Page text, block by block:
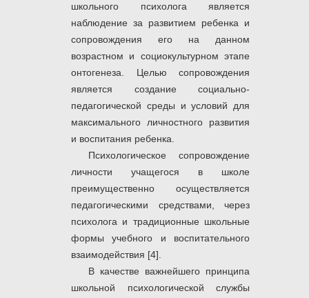
школьного психолога является
наблюдение за развитием ребенка и
сопровождения его на данном
возрастном и социокультурном этапе
онтогенеза. Целью сопровождения
является создание социально-
педагогической среды и условий для
максимального личностного развития
и воспитания ребенка.
Психологическое сопровождение
личности учащегося в школе
преимущественно осуществляется
педагогическими средствами, через
психолога и традиционные школьные
формы учебного и воспитательного
взаимодействия [4].
В качестве важнейшего принципа
школьной психологической службы